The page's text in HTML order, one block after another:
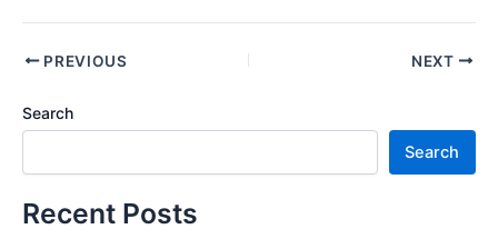
PREVIOUS NEXT
Search
Search
Recent Posts